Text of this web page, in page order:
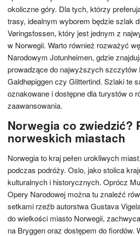
okoliczne góry. Dla tych, którzy
trasy, idealnym wyborem będzie szlak
Vøringsfossen, który jest jednym z
w Norwegii. Warto również rozważyć
Narodowym Jotunheimen, gdzie
prowadzące do najwyższych szczytów
Galdhøpiggen czy Glittertind. Szlaki te
oznakowane i dostępne dla turystów o
zaawansowania.
Norwegia co zwiedzić?
norweskich miastach
Norwegia to kraj pełen urokliwych
podczas podróży. Oslo, jako stolica
kulturalnych i historycznych. Oprócz
Opery Narodowej można tu znaleźć
setkami rzeźb autorstwa Gustava
do wielkości miasto Norwegii,
na Bryggen oraz dostępem do fiordów.